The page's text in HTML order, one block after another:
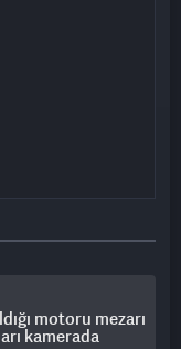
motoru mezarı
kamerada